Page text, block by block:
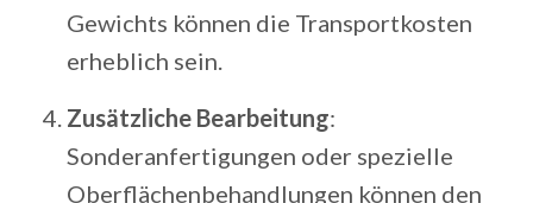
Gewichts können die Transportkosten
erheblich sein.
Zusätzliche Bearbeitung:
Sonderanfertigungen oder spezielle
Oberflächenbehandlungen können den